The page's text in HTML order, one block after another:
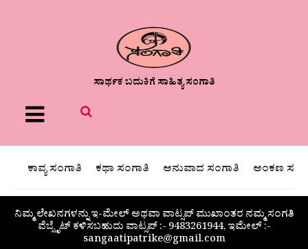
ಸಾರ್ಥಕ ಬದುಕಿಗೆ ಸಾಹಿತ್ಯ ಸಂಗಾತಿ
Menu
ಕಾವ್ಯ ಸಂಗಾತಿ ಕಥಾ ಸಂಗಾತಿ ಅನುವಾದ ಸಂಗಾತಿ ಅಂಕಣ
ನಿಮ್ಮ ಲೇಖನಗಳನ್ನು ಇ-ಮೇಲ್ ಅಥವಾ ವಾಟ್ಸಪ್ ಮುಖಾಂತರ ನಮ್ಮ ಸಂಗತಿ
ವೆಬ್ಸೈಟ್ ಕಳಿಸಬಹುದು ವಾಟ್ಸಪ್‌ :- 9483261944, ಇಮೇಲ್ :-
sangaatipatrike@gmail.com